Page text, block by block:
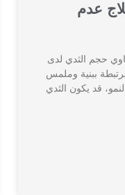
عدم
حجم الثدي لدى
ببنية وملمس
قد يكون الثدي